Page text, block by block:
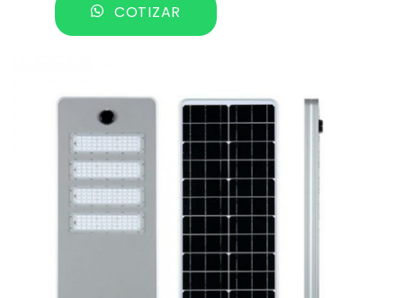
COTIZAR